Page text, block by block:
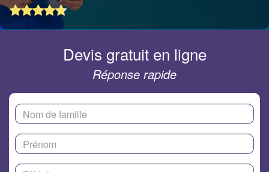
Devis gratuit en ligne
Réponse rapide